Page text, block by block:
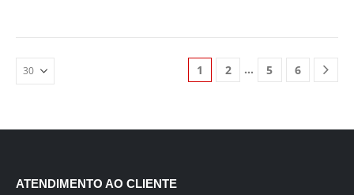
1 2 … 5 6
ATENDIMENTO AO CLIENTE